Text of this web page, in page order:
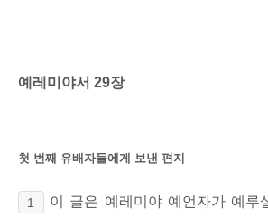
예레미야서 29장
첫 번째 유배자들에게 보낸 편지
1
이 글은 예레미야 예언자가 예루